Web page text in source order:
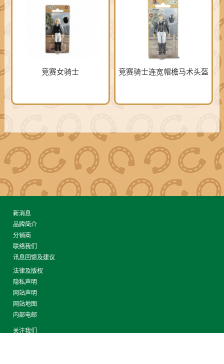
竞赛女骑士 竞赛骑士连宽帽檐马术头盔
新消息
品牌简介
分销商
联络我们
讯息回馈及建议
法律及版权
隐私声明
网站声明
网站地图
内部电邮
关注我们